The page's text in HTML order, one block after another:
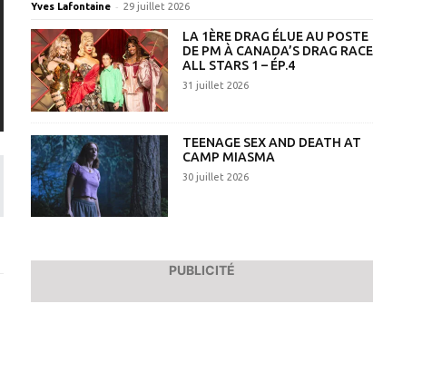
Yves Lafontaine - 29 juillet 2026
LA 1ÈRE DRAG ÉLUE AU POSTE
DE PM À CANADA’S DRAG RACE
ALL STARS 1 – ÉP.4
31 juillet 2026
TEENAGE SEX AND DEATH AT
CAMP MIASMA
30 juillet 2026
PUBLICITÉ